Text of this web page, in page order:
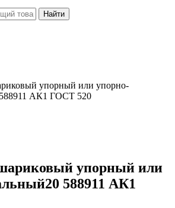
упорный или упорно-
АК1 ГОСТ 520
упорный или
588911 АК1